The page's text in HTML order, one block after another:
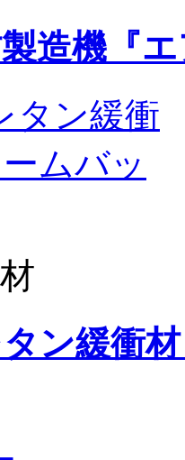
造機『
ン緩衝